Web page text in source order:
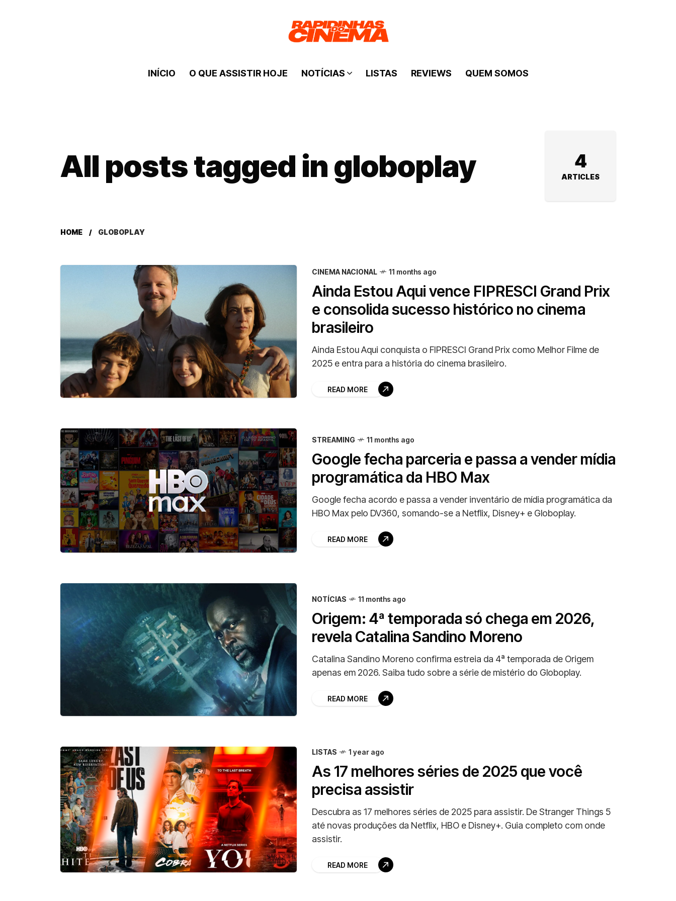
INÍCIO O QUE ASSISTIR HOJE NOTÍCIAS LISTAS REVIEWS QUEM SOMOS
All posts tagged in globoplay 4
ARTICLES
HOME GLOBOPLAY
CINEMA NACIONAL 11 months ago
Ainda Estou Aqui vence FIPRESCI Grand Prix
e consolida sucesso histórico no cinema
brasileiro
Ainda Estou Aqui conquista o FIPRESCI Grand Prix como Melhor Filme de
2025 e entra para a história do cinema brasileiro.
READ MORE
STREAMING 11 months ago
Google fecha parceria e passa a vender mídia
programática da HBO Max
Google fecha acordo e passa a vender inventário de mídia programática da
HBO Max pelo DV360, somando-se a Netflix, Disney+ e Globoplay.
READ MORE
NOTÍCIAS 11 months ago
Origem: 4ª temporada só chega em 2026,
revela Catalina Sandino Moreno
Catalina Sandino Moreno confirma estreia da 4ª temporada de Origem
apenas em 2026. Saiba tudo sobre a série de mistério do Globoplay.
READ MORE
LISTAS 1 year ago
As 17 melhores séries de 2025 que você
precisa assistir
Descubra as 17 melhores séries de 2025 para assistir. De Stranger Things 5
até novas produções da Netflix, HBO e Disney+. Guia completo com onde
assistir.
READ MORE